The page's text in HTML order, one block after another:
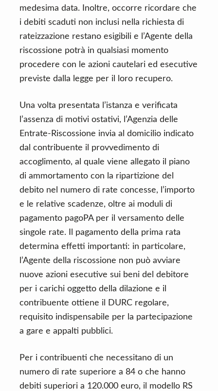
medesima data. Inoltre, occorre ricordare che
i debiti scaduti non inclusi nella richiesta di
rateizzazione restano esigibili e l’Agente della
riscossione potrà in qualsiasi momento
procedere con le azioni cautelari ed esecutive
previste dalla legge per il loro recupero.
Una volta presentata l’istanza e verificata
l’assenza di motivi ostativi, l’Agenzia delle
Entrate-Riscossione invia al domicilio indicato
dal contribuente il provvedimento di
accoglimento, al quale viene allegato il piano
di ammortamento con la ripartizione del
debito nel numero di rate concesse, l’importo
e le relative scadenze, oltre ai moduli di
pagamento pagoPA per il versamento delle
singole rate. Il pagamento della prima rata
determina effetti importanti: in particolare,
l’Agente della riscossione non può avviare
nuove azioni esecutive sui beni del debitore
per i carichi oggetto della dilazione e il
contribuente ottiene il DURC regolare,
requisito indispensabile per la partecipazione
a gare e appalti pubblici.
Per i contribuenti che necessitano di un
numero di rate superiore a 84 o che hanno
debiti superiori a 120.000 euro, il modello RS